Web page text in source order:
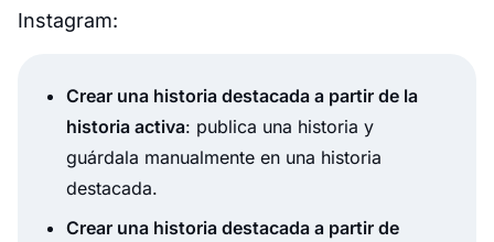
Instagram:
Crear una historia destacada a partir de la
historia activa: publica una historia y
guárdala manualmente en una historia
destacada.
Crear una historia destacada a partir de